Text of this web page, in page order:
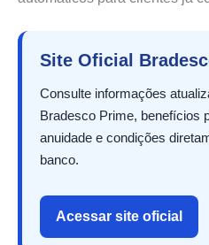
Site Oficial
Consulte informações
Bradesco Prime, benefícios
anuidade e condições
banco.
Acessar site oficial